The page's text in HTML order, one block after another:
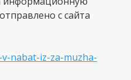
с сайта
nabat-iz-za-muzha-